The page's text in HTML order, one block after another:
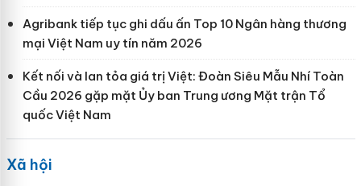
Agribank tiếp tục ghi dấu ấn Top 10 Ngân hàng thương
mại Việt Nam uy tín năm 2026
Kết nối và lan tỏa giá trị Việt: Đoàn Siêu Mẫu Nhí Toàn
Cầu 2026 gặp mặt Ủy ban Trung ương Mặt trận Tổ
quốc Việt Nam
Xã hội